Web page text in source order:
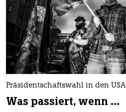
Präsidentschaftswahl in den USA
Was passiert, wenn …